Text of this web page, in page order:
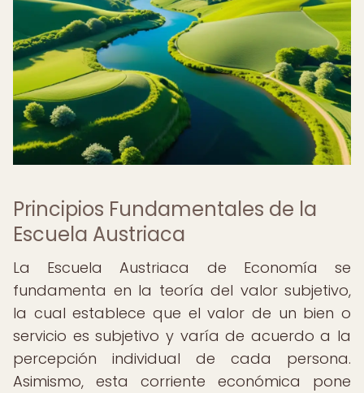
Principios Fundamentales de la
Escuela Austriaca
La Escuela Austriaca de Economía se
fundamenta en la teoría del valor subjetivo,
la cual establece que el valor de un bien o
servicio es subjetivo y varía de acuerdo a la
percepción individual de cada persona.
Asimismo, esta corriente económica pone